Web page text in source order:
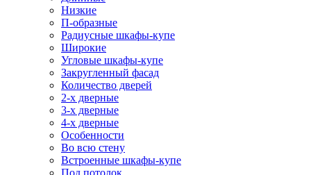
Низкие
П-образные
Радиусные шкафы-купе
Широкие
Угловые шкафы-купе
Закругленный фасад
Количество дверей
2-х дверные
3-х дверные
4-х дверные
Особенности
Во всю стену
Встроенные шкафы-купе
Под потолок